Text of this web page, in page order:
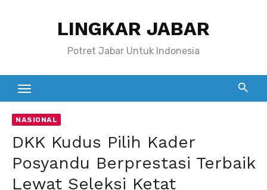
LINGKAR JABAR
Potret Jabar Untuk Indonesia
NASIONAL
DKK Kudus Pilih Kader
Posyandu Berprestasi Terbaik
Lewat Seleksi Ketat